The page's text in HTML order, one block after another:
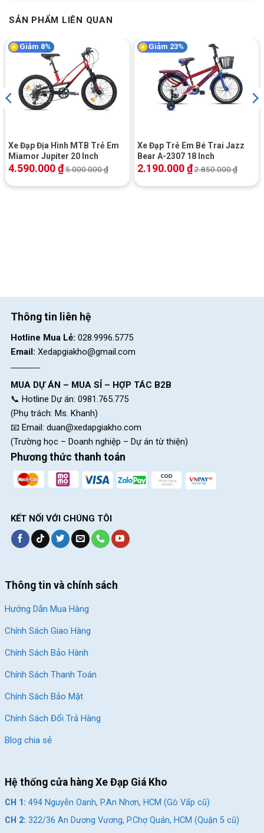
SẢN PHẨM LIÊN QUAN
Giảm 8%
Xe Đạp Địa Hình MTB Trẻ Em
Miamor Jupiter 20 Inch
4.590.000₫5.000.000₫
Giảm 23%
Xe Đạp Trẻ Em Bé Trai Jazz
Bear A-2307 18 Inch
2.190.000₫2.850.000₫
Thông tin liên hệ
Hotline Mua Lẻ: 028.9996.5775
Email: Xedapgiakho@gmail.com
MUA DỰ ÁN – MUA SỈ – HỢP TÁC B2B
📞 Hotline Dự án: 0981.765.775
(Phụ trách: Ms. Khanh)
📧 Email: duan@xedapgiakho.com
(Trường học – Doanh nghiệp – Dự án từ thiện)
Phương thức thanh toán
KẾT NỐI VỚI CHÚNG TÔI
Thông tin và chính sách
Hướng Dẫn Mua Hàng
Chính Sách Giao Hàng
Chính Sách Bảo Hành
Chính Sách Thanh Toán
Chính Sách Bảo Mật
Chính Sách Đổi Trả Hàng
Blog chia sẻ
Hệ thống cửa hàng Xe Đạp Giá Kho
CH 1: 494 Nguyễn Oanh, P.An Nhơn, HCM (Gò Vấp cũ)
CH 2: 322/36 An Dương Vương, P.Chợ Quán, HCM (Quận 5 cũ)